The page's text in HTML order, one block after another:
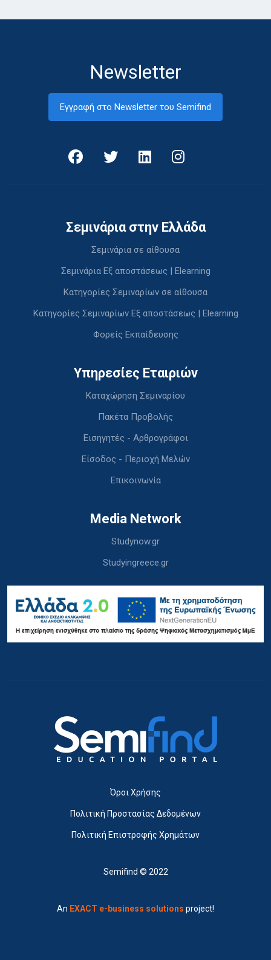
Newsletter
Εγγραφή στο Newsletter του Semifind
Σεμινάρια στην Ελλάδα
Σεμινάρια σε αίθουσα
Σεμινάρια Εξ αποστάσεως | Elearning
Κατηγορίες Σεμιναρίων σε αίθουσα
Κατηγορίες Σεμιναρίων Εξ αποστάσεως | Elearning
Φορείς Εκπαίδευσης
Υπηρεσίες Εταιριών
Καταχώρηση Σεμιναρίου
Πακέτα Προβολής
Εισηγητές - Αρθρογράφοι
Είσοδος - Περιοχή Μελών
Επικοινωνία
Media Network
Studynow.gr
Studyingreece.gr
Όροι Χρήσης
Πολιτική Προστασίας Δεδομένων
Πολιτική Επιστροφής Χρημάτων
Semifind © 2022
An EXACT e-business solutions project!